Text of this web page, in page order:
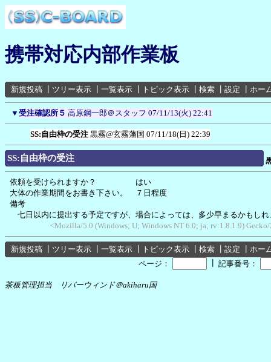
携帯対応内部作業板
新規投稿 ツリー表示 一覧表示 トピック表示 検索 設定 ホー
▼ 受注確認所５ 高原鋼一郎＠スタッフ 07/11/13(火) 22:41
SS:自由枠の受注 黒霧@玄霧藩国 07/11/18(日) 22:39
SS:自由枠の受注
依頼を受けられますか？ はい
大体の作業期間をお書き下さい。 ７日程度
備考
七日以内に提出する予定ですが、場合によっては、多少早まるかもしれ
<Mozilla/5.0 (Windows; U; Windows NT 6.0; ja; rv:1.8.1.9)
新規投稿 ツリー表示 一覧表示 トピック表示 検索 設定
ホー
ページ：
記事番号：
茶板管理担当 リバーウィンド＠akiharu国